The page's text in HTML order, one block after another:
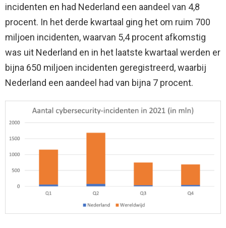
incidenten en had Nederland een aandeel van 4,8
procent. In het derde kwartaal ging het om ruim 700
miljoen incidenten, waarvan 5,4 procent afkomstig
was uit Nederland en in het laatste kwartaal werden er
bijna 650 miljoen incidenten geregistreerd, waarbij
Nederland een aandeel had van bijna 7 procent.